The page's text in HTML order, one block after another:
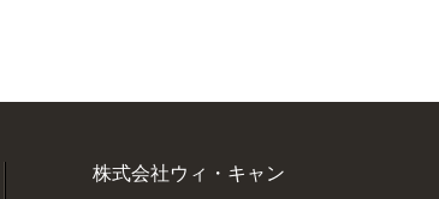
株式会社ウィ・キャン